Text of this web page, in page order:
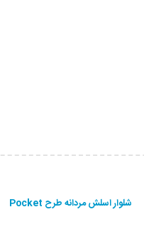
شلوار اسلش مردانه طرح Pocket